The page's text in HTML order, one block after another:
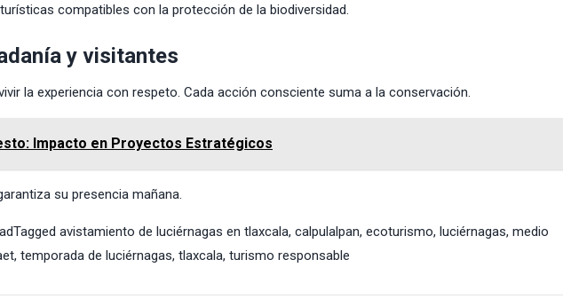
compatibles con la protección de la biodiversidad.
y visitantes
la experiencia con respeto. Cada acción consciente suma a la conservación.
Impacto en Proyectos Estratégicos
su presencia mañana.
Tagged avistamiento de luciérnagas en tlaxcala, calpulalpan, ecoturismo, luciérnagas, medio
, temporada de luciérnagas, tlaxcala, turismo responsable